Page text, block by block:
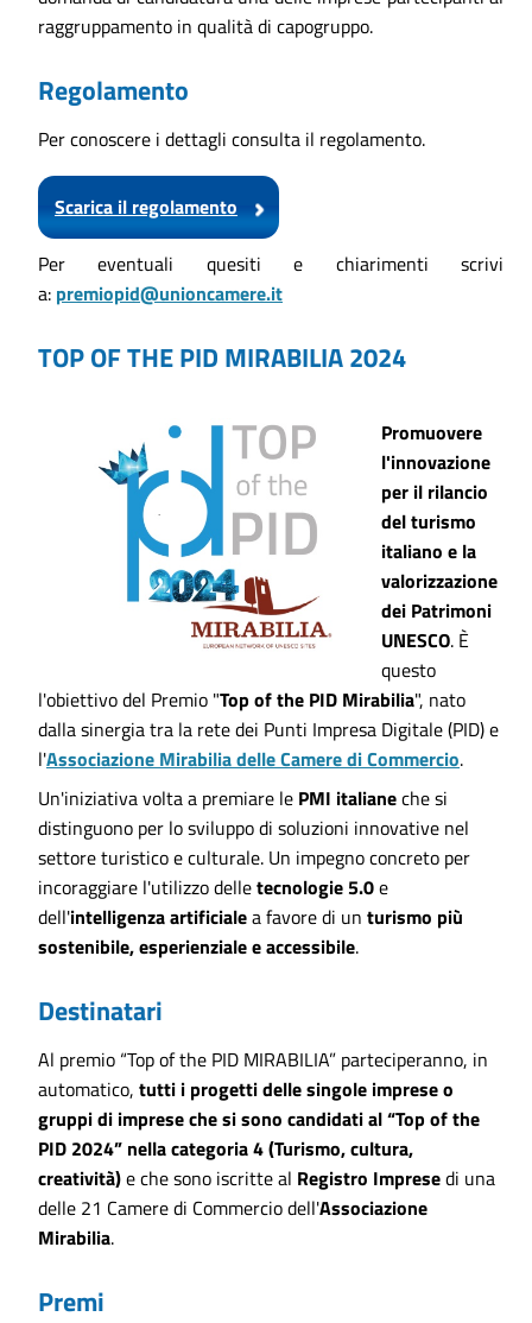
raggruppamento in qualità di capogruppo.
Regolamento
Per conoscere i dettagli consulta il regolamento.
Scarica il regolamento
Per eventuali quesiti e chiarimenti scrivi
a: premiopid@unioncamere.it
TOP OF THE PID MIRABILIA 2024
Promuovere
l'innovazione
per il rilancio
del turismo
italiano e la
valorizzazione
dei Patrimoni
UNESCO. È
questo
l'obiettivo del Premio "Top of the PID Mirabilia", nato
dalla sinergia tra la rete dei Punti Impresa Digitale (PID) e
l'Associazione Mirabilia delle Camere di Commercio.
Un'iniziativa volta a premiare le PMI italianeche si
distinguono per lo sviluppo di soluzioni innovative nel
settore turistico e culturale. Un impegno concreto per
incoraggiare l'utilizzo delletecnologie 5.0e
dell'intelligenza artificialea favore di un turismo più
sostenibile, esperienziale e accessibile.
Destinatari
Al premio “Top of the PID MIRABILIA” parteciperanno, in
automatico, tutti i progetti delle singole imprese o
gruppi di imprese che si sono candidati al “Top of the
PID 2024” nella categoria 4 (Turismo, cultura,
creatività)e che sono iscritte al Registro Impresedi una
delle 21 Camere di Commercio dell'Associazione
Mirabilia.
Premi